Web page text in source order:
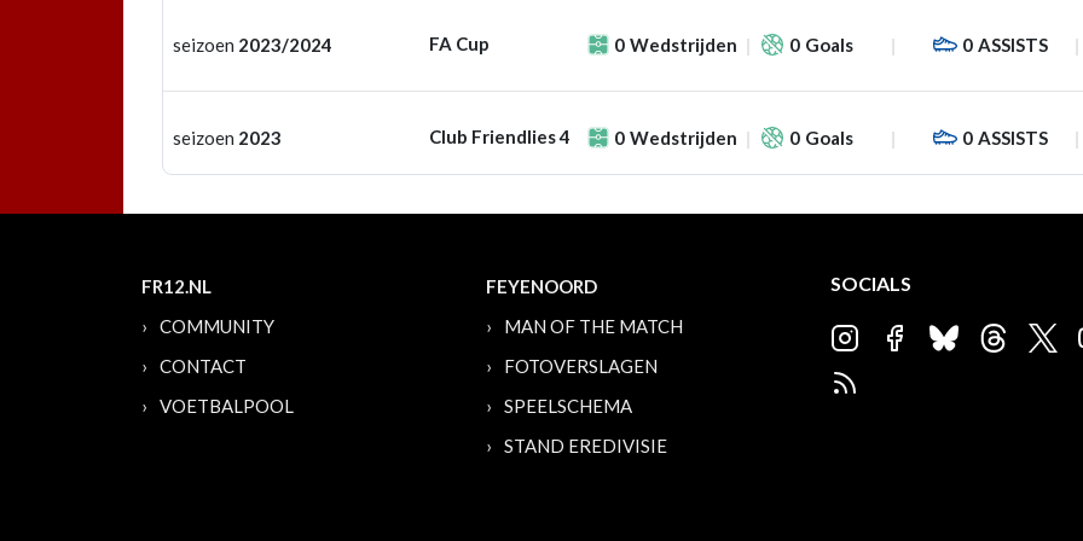
seizoen 2023/2024 FA Cup 0 Wedstrijden 0 Goals 0 ASSISTS
seizoen 2023 Club Friendlies 4 0 Wedstrijden 0 Goals 0 ASSISTS
FR12.NL
COMMUNITY
CONTACT
VOETBALPOOL
FEYENOORD
MAN OF THE MATCH
FOTOVERSLAGEN
SPEELSCHEMA
STAND EREDIVISIE
SOCIALS